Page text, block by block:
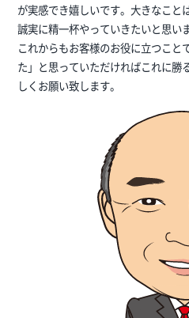
が実感でき嬉しいです。大きなこと
誠実に精一杯やっていきたいと思い
これからもお客様のお役に立つこと
た」と思っていただければこれに勝
しくお願い致します。